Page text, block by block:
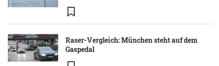
Raser-Vergleich: München steht auf dem
Gaspedal